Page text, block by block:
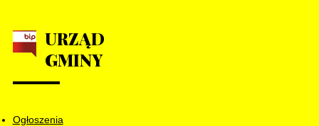
URZĄD
GMINY
Ogłoszenia